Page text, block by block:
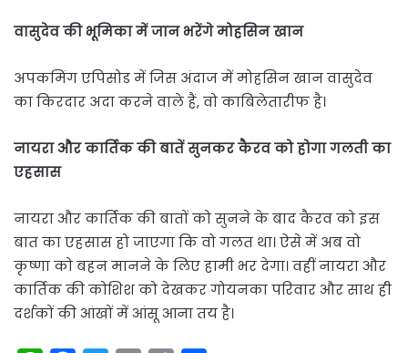
वासुदेव की भूमिका में जान भरेंगे मोहसिन खान
अपकमिंग एपिसोड में जिस अंदाज में मोहसिन खान वासुदेव
का किरदार अदा करने वाले हैं, वो काबिलेतारीफ है।
नायरा और कार्तिक की बातें सुनकर कैरव को होगा गलती का
एहसास
नायरा और कार्तिक की बातों को सुनने के बाद कैरव को इस
बात का एहसास हो जाएगा कि वो गलत था। ऐसे में अब वो
कृष्णा को बहन मानने के लिए हामी भर देगा। वहीं नायरा और
कार्तिक की कोशिश को देखकर गोयनका परिवार और साथ ही
दर्शकों की आंखों में आंसू आना तय है।